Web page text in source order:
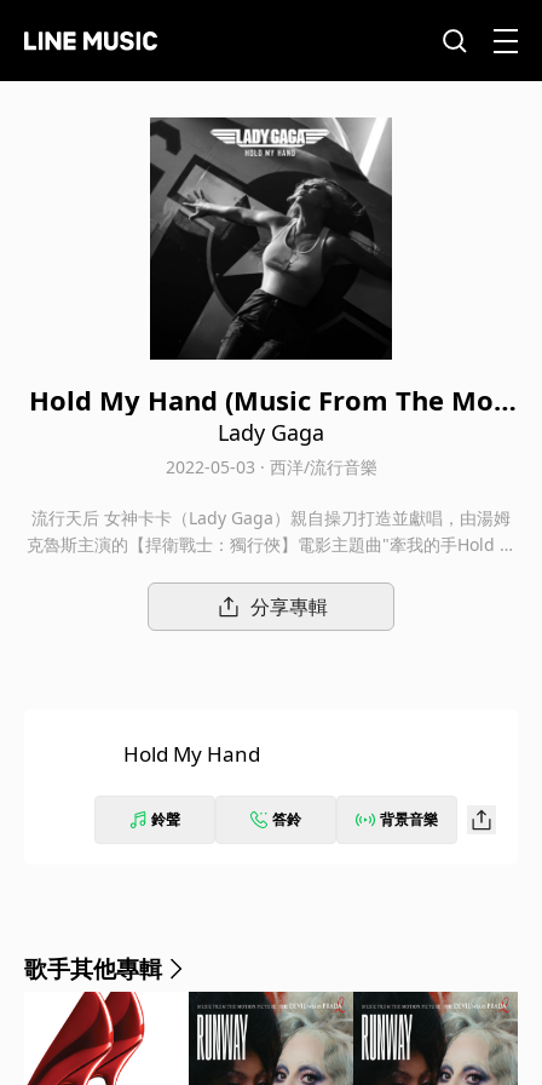
Hold My Hand (Music From The Moti
on Picture "Top Gun: Maverick")
Lady Gaga
2022-05-03 · 西洋/流行音樂
流行天后 女神卡卡（Lady Gaga）親自操刀打造並獻唱，由湯姆
克魯斯主演的【捍衛戰士：獨行俠】電影主題曲"牽我的手Hold M
一段時間來製作，希望這是一首我們能對彼此分享內心深處的渴
望，並互相理解對方的歌曲，同時，這也是我獻給全世界的一封情
分享專輯
Hold My Hand
鈴聲 答鈴 背景音樂
歌手其他專輯